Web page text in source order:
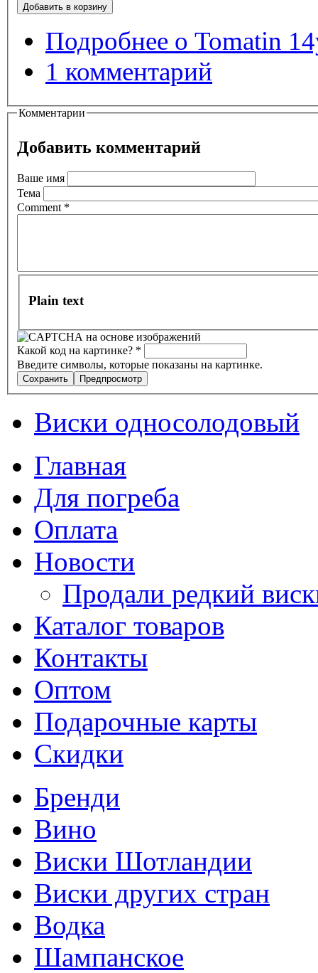
Подробнее о Tomatin
1 комментарий
Комментарии
Добавить комментарий
Ваше имя
Тема
Comment *
Plain text
Какой код на картинке? *
Введите символы, которые показаны на картинке.
Виски односолодовый
Главная
Для погреба
Оплата
Новости
Продали редкий
Каталог товаров
Контакты
Оптом
Подарочные карты
Скидки
Бренди
Вино
Виски Шотландии
Виски других стран
Водка
Шампанское